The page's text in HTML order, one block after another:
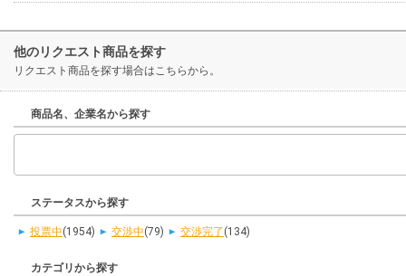
他のリクエスト商品を探す
リクエスト商品を探す場合はこちらから。
商品名、企業名から探す
ステータスから探す
投票中(1954) 交渉中(79) 交渉完了 (134)
カテゴリから探す